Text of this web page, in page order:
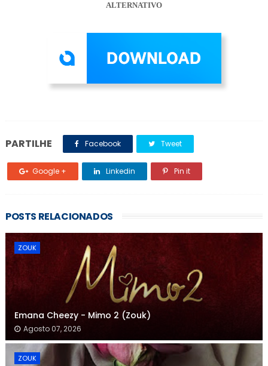
ALTERNATIVO
PARTILHE Facebook Tweet
Google + Linkedin Pin it
POSTS RELACIONADOS
ZOUK
Emana Cheezy - Mimo 2 (Zouk)
Agosto 07, 2026
ZOUK